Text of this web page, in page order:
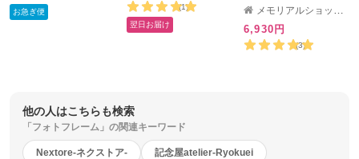
アレンジ 名入れギフト
敬老の日 記念日
お急ぎ便
日、誕生日プレゼント
結婚祝いに ディズニー
【ラッピング無料】退社
(1)
翌日お届け
フォトフレーム】赤ちゃ
リント 写真立て アクリ
ル ベビー メモリアル ギ
メモリアルショップ フォーユー
6,930円
(3)
他の人はこちらも検索
「フォトフレーム」の関連キーワード
Nextore-ネクストア- 記念屋atelier-Ryokuei